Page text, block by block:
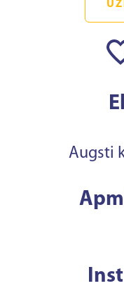
Augsti